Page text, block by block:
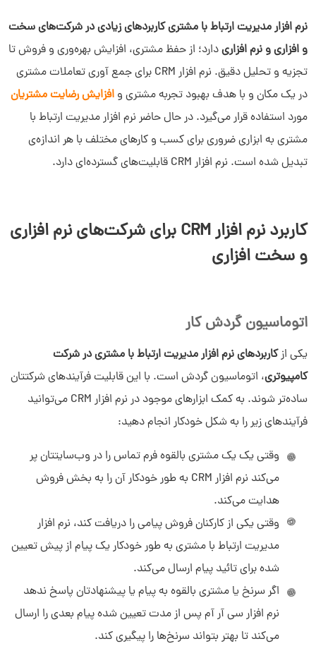
نرم افزار مدیریت ارتباط با مشتری کاربردهای زیادی در شرکت‌های سخت
و افزاری و نرم افزاریدارد؛ از حفظ مشتری، افزایش بهره‌وری و فروش تا
تجزیه و تحلیل دقیق. نرم افزار CRM برای جمع آوری تعاملات مشتری
در یک مکان و با هدف بهبود تجربه مشتری و افزایش رضایت مشتریان
مورد استفاده قرار می‌گیرد. در حال حاضر نرم افزار مدیریت ارتباط با
مشتری به ابزاری ضروری برای کسب و کارهای مختلف با هر اندازه‌ی
تبدیل شده است. نرم افزار CRM قابلیت‌های گسترده‌ای دارد.
کاربرد نرم افزار CRM برای شرکت‌های نرم افزاری
و سخت افزاری
اتوماسیون گردش کار
یکی ازکاربردهای نرم افزار مدیریت ارتباط با مشتری در شرکت
کامپیوتری، اتوماسیون گردش است. با این قابلیت فرآیندهای شرکتتان
ساده‌تر شوند. به کمک ابزارهای موجود در نرم افزار CRM می‌توانید
فرآیندهای زیر را به شکل خودکار انجام دهید:
وقتی یک یک مشتری بالقوه فرم تماس را در وب‌سایتتان پر
می‌کند نرم افزار CRM به طور خودکار آن را به بخش فروش
هدایت می‌کند.
وقتی یکی از کارکنان فروش پیامی را دریافت کند، نرم افزار
مدیریت ارتباط با مشتری به طور خودکار یک پیام از پیش تعیین
شده برای تائید پیام ارسال می‌کند.
اگر سرنخ یا مشتری بالقوه به پیام یا پیشنهادتان پاسخ ندهد
نرم افزار سی آر آم پس از مدت تعیین شده پیام بعدی را ارسال
می‌کند تا بهتر بتواند سرنخ‌ها را پیگیری کند.